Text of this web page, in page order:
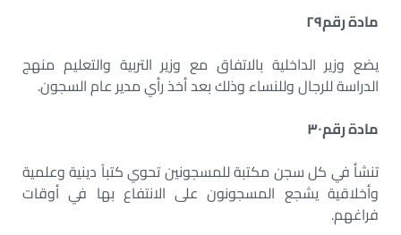
مادة رقم٢٩
يضع وزير الداخلية بالاتفاق مع وزير التربية والتعليم منهج
الدراسة للرجال وللنساء وذلك بعد أخذ رأي مدير عام السجون.
مادة رقم٣٠
تنشأ في كل سجن مكتبة للمسجونين تحوي كتباً دينية وعلمية
وأخلاقية يشجع المسجونون على الانتفاع بها في أوقات
فراغهم.